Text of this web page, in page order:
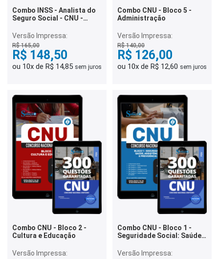
Combo INSS - Analista do
Seguro Social - CNU -
Versão Impressa:
R$ 165,00
R$ 148,50
ou 10x de R$ 14,85 sem juros
Combo CNU - Bloco 5 -
Administração
Versão Impressa:
R$ 140,00
R$ 126,00
ou 10x de R$ 12,60 sem juros
Combo CNU - Bloco 2 -
Cultura e Educação
Versão Impressa:
Combo CNU - Bloco 1 -
Seguridade Social: Saúde,
Previdência Social
Versão Impressa: